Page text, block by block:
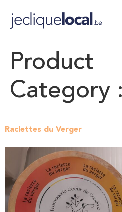
Product
Category :
Raclettes du Verger